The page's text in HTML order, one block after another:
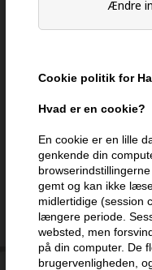
Ændre
Cookie politik for
Hvad er en cookie?
En cookie er en lille
genkende din
gemt og kan ikke
midlertidige (session
længere periode.
websted, men
på din computer. De
brugervenligheden,